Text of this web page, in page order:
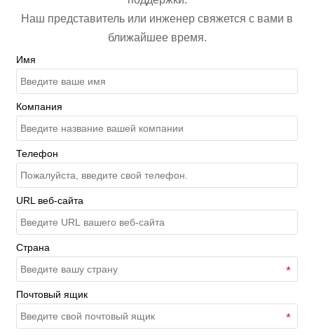
Наш представитель или инженер свяжется с вами в
ближайшее время.
Имя
Компания
Телефон
URL веб-сайта
Страна
Почтовый ящик